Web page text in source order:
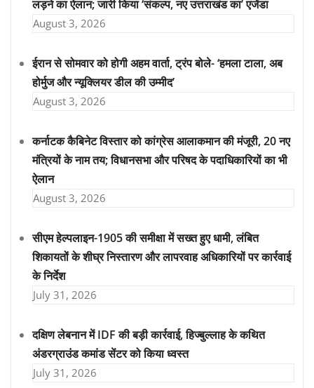
लड़ने का ऐलान; जारी किया ‘संकल्प, नए उत्तराखंड का’ एजेंडा
August 3, 2026
ईरान से सोमवार को होगी अहम वार्ता, ट्रंप बोले- ‘हमला टाला, अब
होर्मुज और न्यूक्लियर डील की उम्मीद’
August 3, 2026
कर्नाटक कैबिनेट विस्तार को कांग्रेस आलाकमान की मंजूरी, 20 नए
मंत्रियों के नाम तय; विधानसभा और परिषद के पदाधिकारियों का भी
ऐलान
August 3, 2026
सीएम हेल्पलाइन-1905 की समीक्षा में सख्त हुए धामी, लंबित
शिकायतों के शीघ्र निस्तारण और लापरवाह अधिकारियों पर कार्रवाई
के निर्देश
July 31, 2026
दक्षिण लेबनान में IDF की बड़ी कार्रवाई, हिज्बुल्लाह के कथित
अंडरग्राउंड कमांड सेंटर को किया ध्वस्त
July 31, 2026